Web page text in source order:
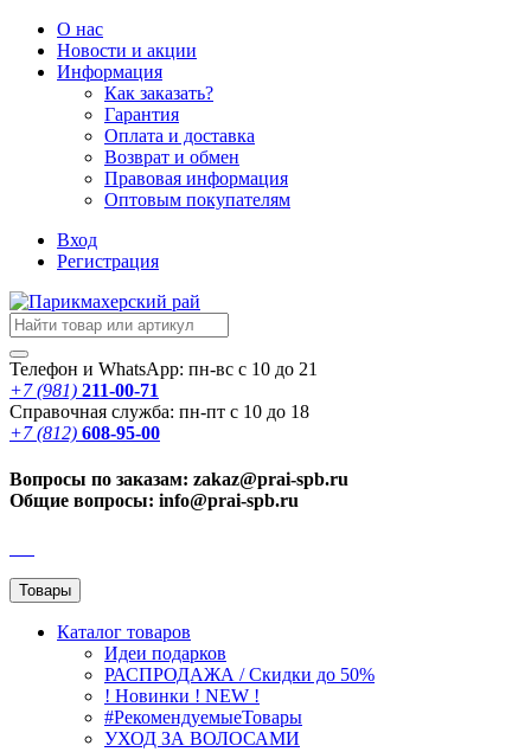
О нас
Новости и акции
Информация
Как заказать?
Гарантия
Оплата и доставка
Возврат и обмен
Правовая информация
Оптовым покупателям
Вход
Регистрация
Телефон и WhatsApp: пн-вс с 10 до 21
+7 (981) 211-00-71
Справочная служба: пн-пт с 10 до 18
+7 (812) 608-95-00
Вопросы по заказам: zakaz@prai-spb.ru
Общие вопросы: info@prai-spb.ru
Товары
Каталог товаров
Идеи подарков
РАСПРОДАЖА / Скидки до 50%
! Новинки ! NEW !
#РекомендуемыеТовары
УХОД ЗА ВОЛОСАМИ